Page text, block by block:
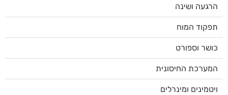
הרגעה ושינה
תפקוד המוח
כושר וספורט
המערכת החיסונית
ויטמינים ומינרלים